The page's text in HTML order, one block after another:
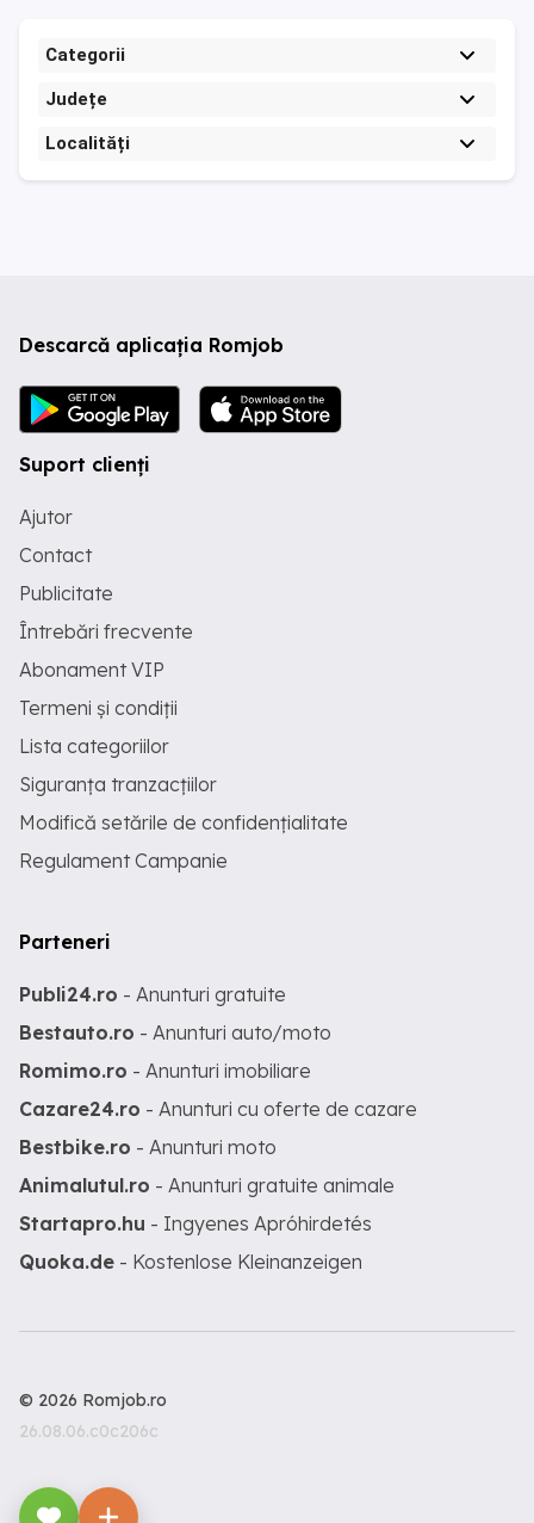
Categorii
Județe
Localități
Descarcă aplicația Romjob
Suport clienți
Ajutor
Contact
Publicitate
Întrebări frecvente
Abonament VIP
Termeni și condiții
Lista categoriilor
Siguranța tranzacțiilor
Modifică setările de confidențialitate
Regulament Campanie
Parteneri
Publi24.ro - Anunturi gratuite
Bestauto.ro - Anunturi auto/moto
Romimo.ro - Anunturi imobiliare
Cazare24.ro - Anunturi cu oferte de cazare
Bestbike.ro - Anunturi moto
Animalutul.ro - Anunturi gratuite animale
Startapro.hu - Ingyenes Apróhirdetés
Quoka.de - Kostenlose Kleinanzeigen
© 2026 Romjob.ro
26.08.06.c0c206c